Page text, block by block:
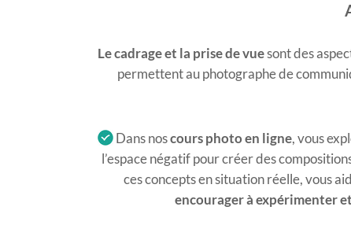
Le cadrage et la prise de vuesont des
permettent au photographe de
Dans noscours photo en ligne, vous
l’espace négatif pour créer des
ces concepts en situation réelle, vous
encourager à expérimenter